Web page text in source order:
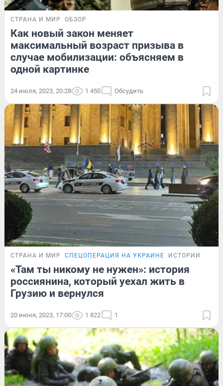
СТРАНА И МИР ОБЗОР
Как новый закон меняет
максимальный возраст призыва в
случае мобилизации: объясняем в
одной картинке
24 июля, 2023, 20:28 1 450 Обсудить
СТРАНА И МИР СПЕЦОПЕРАЦИЯ НА УКРАИНЕ ИСТОРИИ
«Там ты никому не нужен»: история
россиянина, который уехал жить в
Грузию и вернулся
20 июня, 2023, 17:00 1 822 1